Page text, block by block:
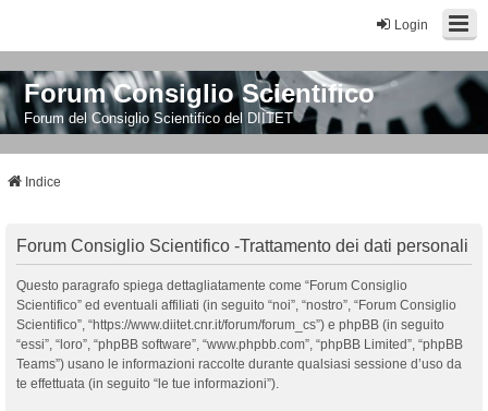
Login
Forum Consiglio Scientifico
Forum del Consiglio Scientifico del DIITET
Indice
Forum Consiglio Scientifico -Trattamento dei dati personali
Questo paragrafo spiega dettagliatamente come “Forum Consiglio
Scientifico” ed eventuali affiliati (in seguito “noi”, “nostro”, “Forum Consiglio
Scientifico”, “https://www.diitet.cnr.it/forum/forum_cs”) e phpBB (in seguito
“essi”, “loro”, “phpBB software”, “www.phpbb.com”, “phpBB Limited”, “phpBB
Teams”) usano le informazioni raccolte durante qualsiasi sessione d’uso da
te effettuata (in seguito “le tue informazioni”).